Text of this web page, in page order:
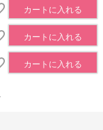
カートに入れる
カートに入れる
カートに入れる